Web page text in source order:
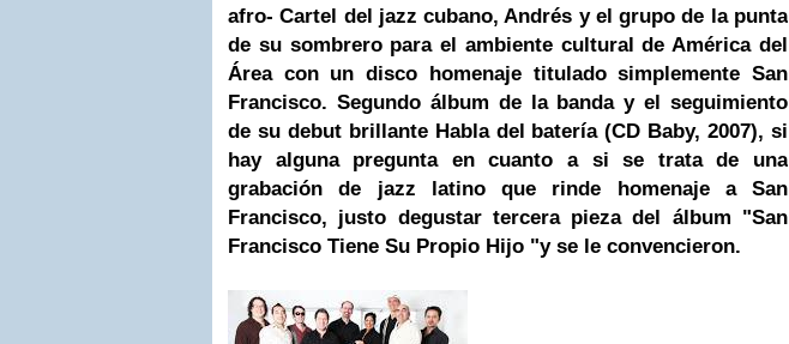
afro- Cartel del jazz cubano, Andrés y el grupo de la punta
de su sombrero para el ambiente cultural de América del
Área con un disco homenaje titulado simplemente San
Francisco. Segundo álbum de la banda y el seguimiento
de su debut brillante Habla del batería (CD Baby, 2007), si
hay alguna pregunta en cuanto a si se trata de una
grabación de jazz latino que rinde homenaje a San
Francisco, justo degustar tercera pieza del álbum "San
Francisco Tiene Su Propio Hijo "y se le convencieron.